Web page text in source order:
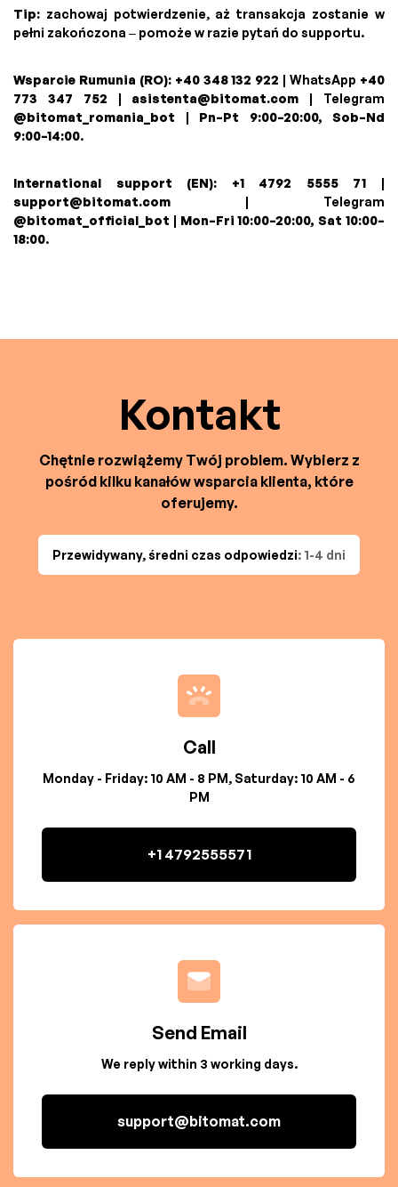
Tip: zachowaj potwierdzenie, aż transakcja zostanie w
pełni zakończona – pomoże w razie pytań do supportu.
Wsparcie Rumunia (RO): +40 348 132 922 | WhatsApp +40
773 347 752 | asistenta@bitomat.com | Telegram
@bitomat_romania_bot | Pn–Pt 9:00–20:00, Sob–Nd
9:00–14:00.
International support (EN): +1 4792 5555 71 |
support@bitomat.com | Telegram
@bitomat_official_bot | Mon–Fri 10:00–20:00, Sat 10:00–
18:00.
Kontakt
Chętnie rozwiążemy Twój problem. Wybierz z
pośród kilku kanałów wsparcia klienta, które
oferujemy.
Przewidywany, średni czas odpowiedzi: 1-4 dni
Call
Monday - Friday: 10 AM - 8 PM, Saturday: 10 AM - 6
PM
+1 4792555571
Send Email
We reply within 3 working days.
support@bitomat.com